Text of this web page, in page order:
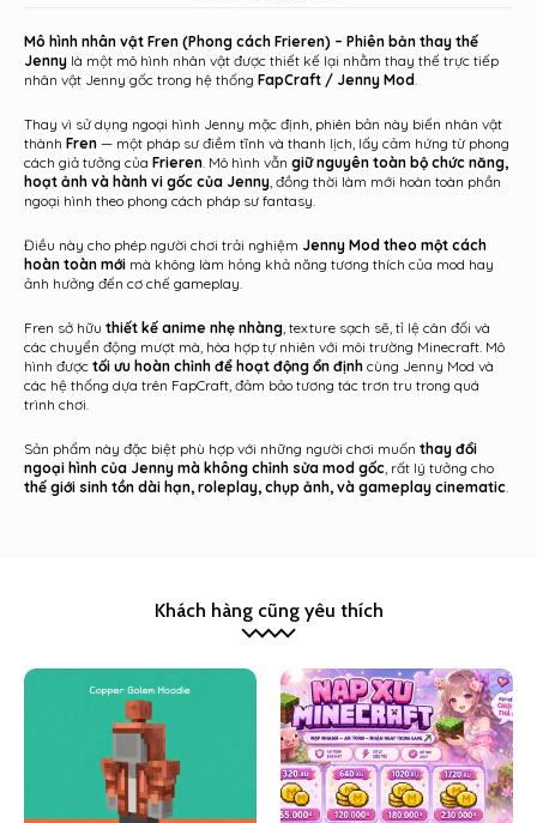
Mô hình nhân vật Fren (Phong cách Frieren) – Phiên bản thay thế
Jenny là một mô hình nhân vật được thiết kế lại nhằm thay thế trực tiếp
nhân vật Jenny gốc trong hệ thống FapCraft / Jenny Mod
Thay vì sử dụng ngoại hình Jenny mặc định, phiên bản này biến nhân vật
thành Fren — một pháp sư điềm tĩnh và thanh lịch, lấy cảm hứng từ phong
cách giả tưởng của Frieren . Mô hình vẫn giữ nguyên toàn bộ chức năng,
hoạt ảnh và hành vi gốc của Jenny , đồng thời làm mới hoàn toàn phần
ngoại hình theo phong cách pháp sư fantasy.
Điều này cho phép người chơi trải nghiệm Jenny Mod theo một cách
hoàn toàn mới mà không làm hỏng khả năng tương thích của mod hay
ảnh hưởng đến cơ chế gameplay.
Fren sở hữu thiết kế anime nhẹ nhàng , texture sạch sẽ, tỉ lệ cân đối và
các chuyển động mượt mà, hòa hợp tự nhiên với môi trường Minecraft. Mô
hình được tối ưu hoàn chỉnh để hoạt động ổn định cùng Jenny Mod và
các hệ thống dựa trên FapCraft, đảm bảo tương tác trơn tru trong quá
trình chơi.
Sản phẩm này đặc biệt phù hợp với những người chơi muốn thay đổi
ngoại hình của Jenny mà không chỉnh sửa mod gốc , rất lý tưởng cho
thế giới sinh tồn dài hạn, roleplay, chụp ảnh, và gameplay cinematic
Khách hàng cũng yêu thích